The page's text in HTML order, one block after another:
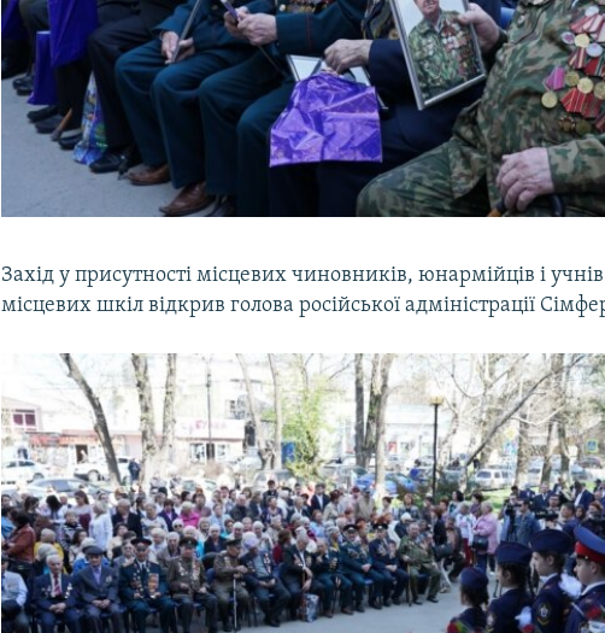
Захід у присутності місцевих чиновників, юнармійців і
місцевих шкіл відкрив голова російської адміністрації